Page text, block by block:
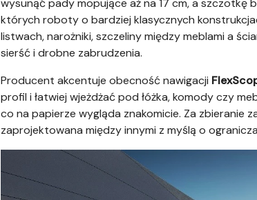
wysunąć pady mopujące aż na 17 cm, a szczotkę
których roboty o bardziej klasycznych
listwach, narożniki, szczeliny między meblami a
sierść i drobne zabrudzenia.
Producent akcentuje obecność nawigacji
profil i łatwiej wjeżdżać pod łóżka, komody czy
co na papierze wygląda znakomicie. Za zbieranie
zaprojektowana między innymi z myślą o